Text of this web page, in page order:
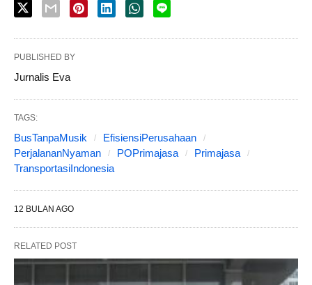
PUBLISHED BY
Jurnalis Eva
TAGS:
BusTanpaMusik
EfisiensiPerusahaan
PerjalananNyaman
POPrimajasa
Primajasa
TransportasiIndonesia
12 BULAN AGO
RELATED POST